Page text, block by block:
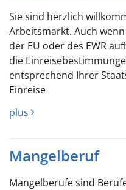
Sie sind herzlich
Arbeitsmarkt. Auch
der EU oder des EWR
die
entsprechend Ihrer
Einreise
plus
Mangelberuf
Mangelberufe sind